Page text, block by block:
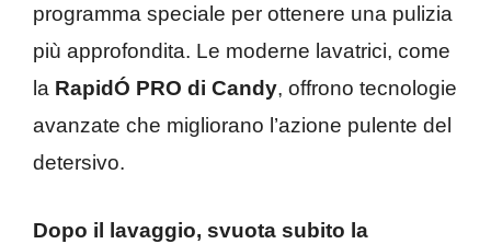
programma speciale per ottenere una pulizia
più approfondita. Le moderne lavatrici, come
la RapidÓ PRO di Candy, offrono tecnologie
avanzate che migliorano l’azione pulente del
detersivo.
Dopo il lavaggio, svuota subito la